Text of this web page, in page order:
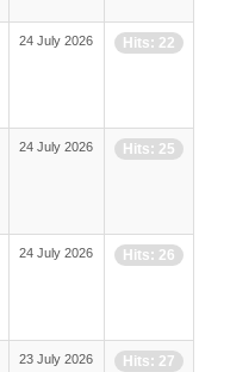
24 July 2026 Hits: 22
24 July 2026 Hits: 25
24 July 2026 Hits: 26
23 July 2026 Hits: 27